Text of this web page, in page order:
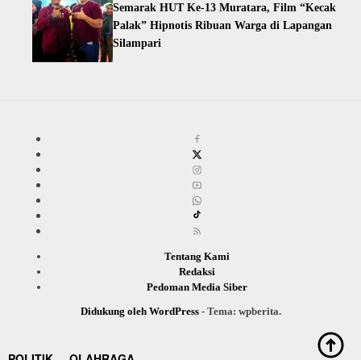
Semarak HUT Ke-13 Muratara, Film “Kecak
Palak” Hipnotis Ribuan Warga di Lapangan
Silampari
Tentang Kami
Redaksi
Pedoman Media Siber
Didukung oleh WordPress - Tema: wpberita.